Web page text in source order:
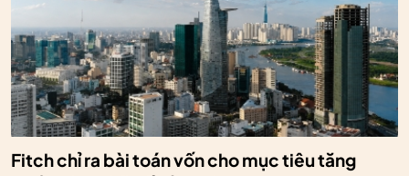
Fitch chỉ ra bài toán vốn cho mục tiêu tăng